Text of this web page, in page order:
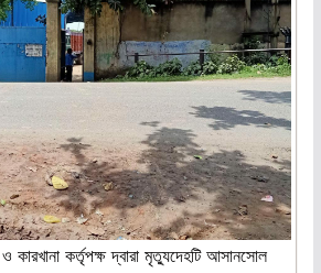
কারখানা কর্তৃপক্ষ দ্বারা মৃত্যুদেহটি আসানসোল